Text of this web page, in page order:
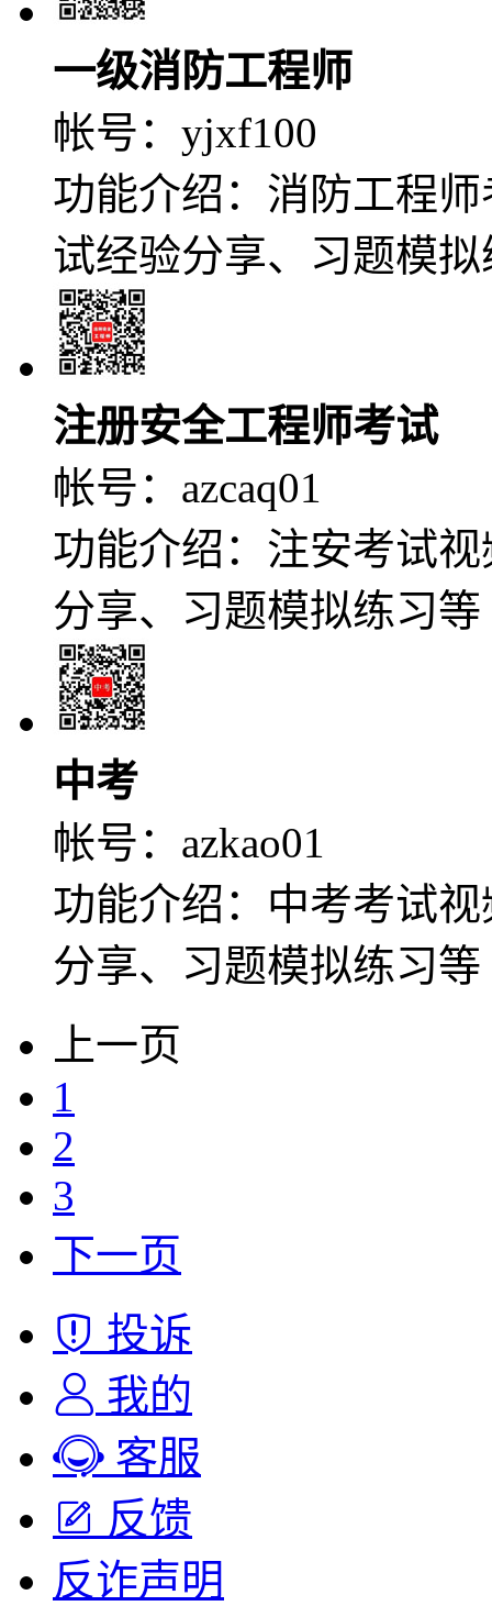
一级消防工程师
帐号： yjxf100
功能介绍：消防工程
试经验分享、习题模
注册安全工程师考试
帐号： azcaq01
功能介绍：注安考试
分享、习题模拟练习等
中考
帐号： azkao01
功能介绍：中考考试
分享、习题模拟练习等
上一页
1
2
3
下一页
投诉
我的
客服
反馈
反诈声明